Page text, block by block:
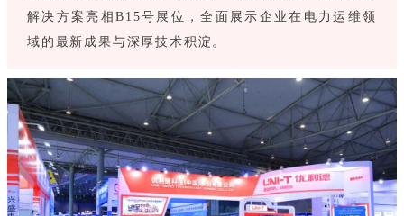
解决方案亮相B15号展位，全面展示企业在电力运维领
域的最新成果与深厚技术积淀。